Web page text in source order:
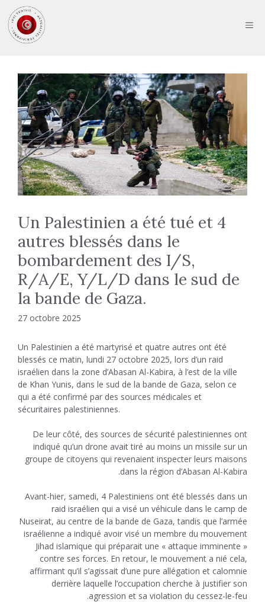
au
contenu
Un Palestinien a été tué et 4
autres blessés dans le
bombardement des I/S,
R/A/E, Y/L/D dans le sud de
la bande de Gaza.
27 octobre 2025
Un Palestinien a été martyrisé et quatre autres ont été
blessés ce matin, lundi 27 octobre 2025, lors d’un raid
israélien dans la zone d’Abasan Al-Kabira, à l’est de la ville
de Khan Yunis, dans le sud de la bande de Gaza, selon ce
qui a été confirmé par des sources médicales et
sécuritaires palestiniennes.
De leur côté, des sources de sécurité palestiniennes ont
indiqué qu’un drone avait tiré au moins un missile sur un
groupe de citoyens qui revenaient inspecter leurs maisons
dans la région d’Abasan Al-Kabira.
Avant-hier, samedi, 4 Palestiniens ont été blessés dans un
raid israélien qui a visé un véhicule dans le camp de
Nuseirat, au centre de la bande de Gaza, tandis que l’armée
israélienne a indiqué avoir visé un membre du mouvement
Jihad islamique qui préparait une « attaque imminente »
contre ses forces. En retour, le mouvement a nié cela,
affirmant qu’il s’agissait d’une pure allégation et calomnie
derrière laquelle l’occupation cherche à justifier son
agression et sa violation du cessez-le-feu.